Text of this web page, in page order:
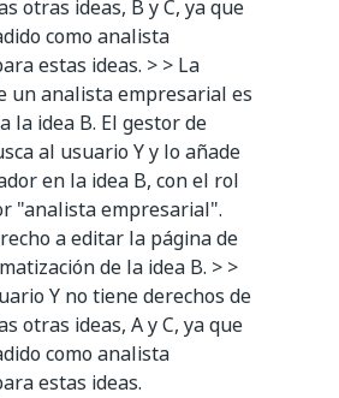
otras ideas, B y C, ya que
como analista
estas ideas. > > La
un analista empresarial es
la idea B. El gestor de
al usuario Y y lo añade
en la idea B, con el rol
"analista empresarial".
a editar la página de
de la idea B. > >
Y no tiene derechos de
otras ideas, A y C, ya que
como analista
estas ideas.